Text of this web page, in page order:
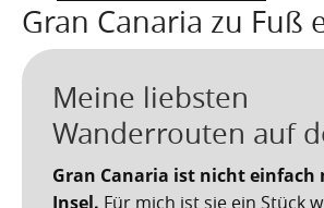
Tipps für Urlauber
Umwelt & Natur
Geschichte &
Must See Orte
Santa Cruz de Tenerife
Teno-Gebirge -
Playa de las Teresitas
Playa de las
Wandern auf Teneriffa
Masca-Schlucht
Kontakte für
Wissenswertes
El Drago Milenario
Fauna
Orte und Regionen
Bezirke
Teneriffa
Fuerteventura
Gran Canaria zu Fuß
Meine liebsten
Wanderrouten auf
Gran Canaria ist nicht einfach
Insel. Für mich ist sie ein Stück